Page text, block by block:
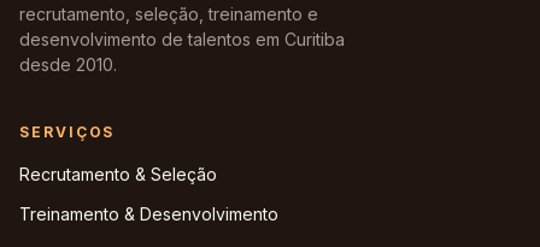
recrutamento, seleção, treinamento e
desenvolvimento de talentos em Curitiba
desde 2010.
SERVIÇOS
Recrutamento & Seleção
Treinamento & Desenvolvimento